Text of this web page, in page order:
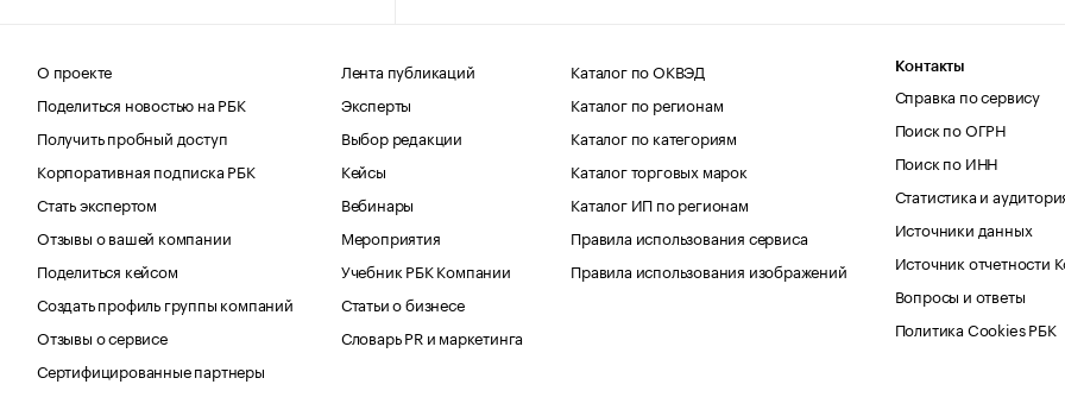
О проекте
Поделиться новостью на РБК
Получить пробный доступ
Корпоративная подписка РБК
Стать экспертом
Отзывы о вашей компании
Поделиться кейсом
Создать профиль группы компаний
Отзывы о сервисе
Сертифицированные партнеры
Лента публикаций
Эксперты
Выбор редакции
Кейсы
Вебинары
Мероприятия
Учебник РБК Компании
Статьи о бизнесе
Словарь PR и маркетинга
Каталог по ОКВЭД
Каталог по регионам
Каталог по категориям
Каталог торговых марок
Каталог ИП по регионам
Правила использования сервиса
Правила использования изображений
Контакты
Справка по сервису
Поиск по ОГРН
Поиск по ИНН
Статистика и
Источники данных
Источник отчетности
Вопросы и ответы
Политика Cookies РБК